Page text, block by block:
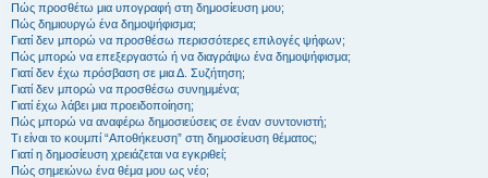
Πώς προσθέτω μια υπογραφή στη δημοσίευση μου;
Πώς δημιουργώ ένα δημοψήφισμα;
Γιατί δεν μπορώ να προσθέσω περισσότερες επιλογές ψήφων;
Πώς μπορώ να επεξεργαστώ ή να διαγράψω ένα δημοψήφισμα;
Γιατί δεν έχω πρόσβαση σε μια Δ. Συζήτηση;
Γιατί δεν μπορώ να προσθέσω συνημμένα;
Γιατί έχω λάβει μια προειδοποίηση;
Πώς μπορώ να αναφέρω δημοσιεύσεις σε έναν συντονιστή;
Τι είναι το κουμπί “Αποθήκευση” στη δημοσίευση θέματος;
Γιατί η δημοσίευση χρειάζεται να εγκριθεί;
Πώς σημειώνω ένα θέμα μου ως νέο;